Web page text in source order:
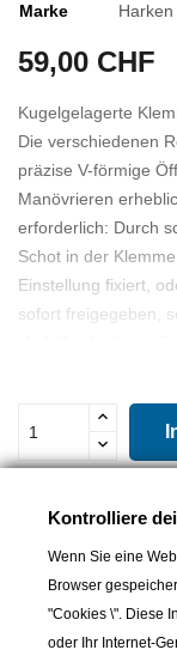
Marke
Harken
59,00 CHF
Kugelgelagerte
Die verschiedenen
präzise V-förmige
Manövrieren
erforderlich: Durch
Schot in der
Einstellung fixiert,
sofort freigegeben,
präzise Einstellung.
-Mehrere Reihen
Reibung.
Drei Größen,
Kontrolliere
Wenn Sie eine
Browser
"Cookies \". Diese
oder Ihr Internet-